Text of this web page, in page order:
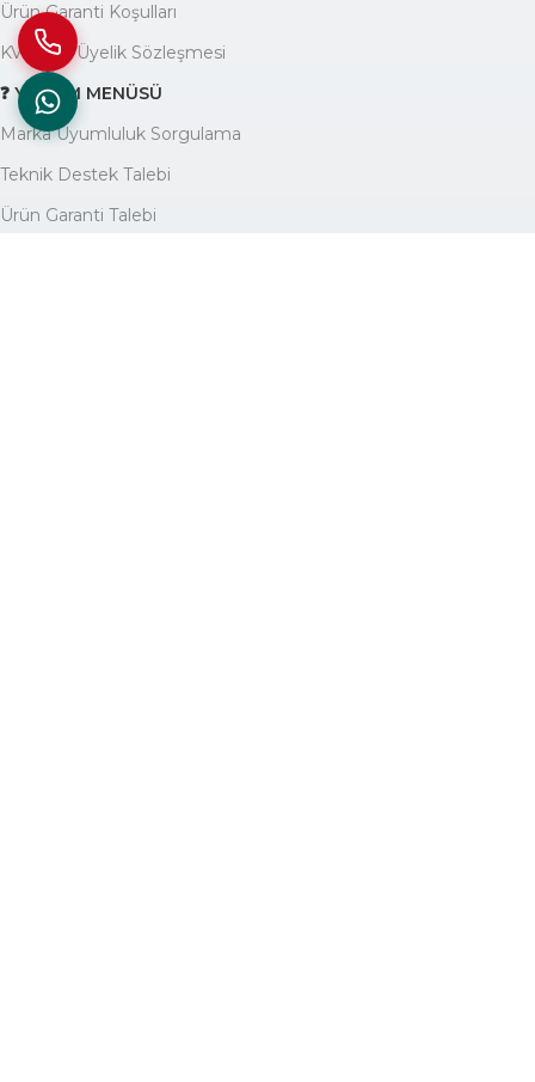
Ürün Garanti Koşulları
KVKK ve Üyelik Sözleşmesi
❓ YARDIM MENÜSÜ
Marka Uyumluluk Sorgulama
Teknik Destek Talebi
Ürün Garanti Talebi